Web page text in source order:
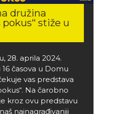
družina
pokus“ stiže u
28. aprila 2024.
časova u Domu
vas predstava
Na čarobno
kroz ovu predstavu
najnagrađivaniji